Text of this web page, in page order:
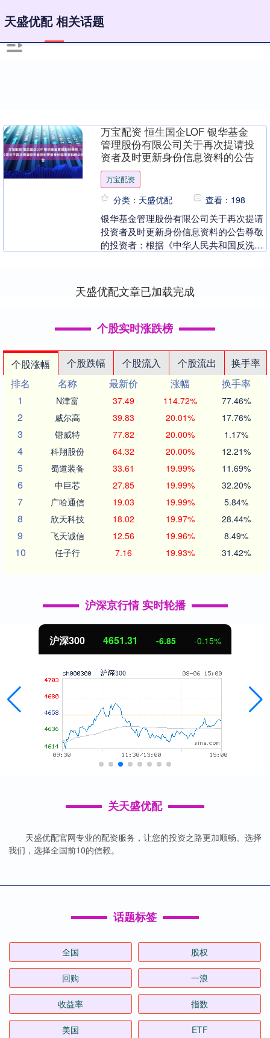
天盛优配 相关话题
万宝配资 恒生国企LOF 银华基金
管理股份有限公司关于再次提请投
资者及时更新身份信息资料的公告
万宝配资
分类：天盛优配 查看：198
银华基金管理股份有限公司关于再次提请
投资者及时更新身份信息资料的公告尊敬
的投资者：根据《中华人民共和国反洗钱
天盛优配文章已加载完成
个股实时涨跌榜
个股涨幅 个股跌幅 个股流入 个股流出
换手率
排名
名称 最新价 涨幅
换手率
1
N津富 37.49 114.72% 77.46%
2 威尔高 39.83 20.01% 17.76%
3 锴威特 77.82 20.00% 1.17%
4 科翔股份 64.32 20.00% 12.21%
5 蜀道装备 33.61 19.99% 11.69%
6 中巨芯 27.85 19.99% 32.20%
7 广哈通信 19.03 19.99% 5.84%
8 欣天科技 18.02 19.97% 28.44%
9 飞天诚信 12.56 19.96% 8.49%
10 任子行 7.16 19.93% 31.42%
沪深京行情 实时轮播
沪深300 4651.31 -6.85 -0.15%
关天盛优配
天盛优配官网专业的配资服务，让您的投资之路更加顺畅。选择
我们，选择全国前10的信赖。
话题标签
全国 股权
回购 一浪
收益率 指数
美国 ETF